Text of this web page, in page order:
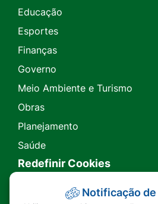
Educação
Esportes
Finanças
Governo
Meio Ambiente e Turismo
Obras
Planejamento
Saúde
Redefinir Cookies
TransparênciaNotificação